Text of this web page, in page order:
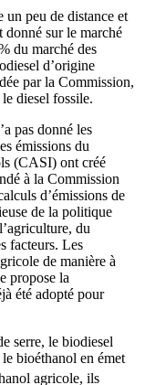
un peu de distance et
donné sur le marché
du marché des
d’origine
par la Commission,
diesel fossile.
pas donné les
émissions du
(CASI) ont créé
à la Commission
d’émissions de
de la politique
du
facteurs. Les
de manière à
propose la
été adopté pour
serre, le biodiesel
le bioéthanol en émet
agricole, ils